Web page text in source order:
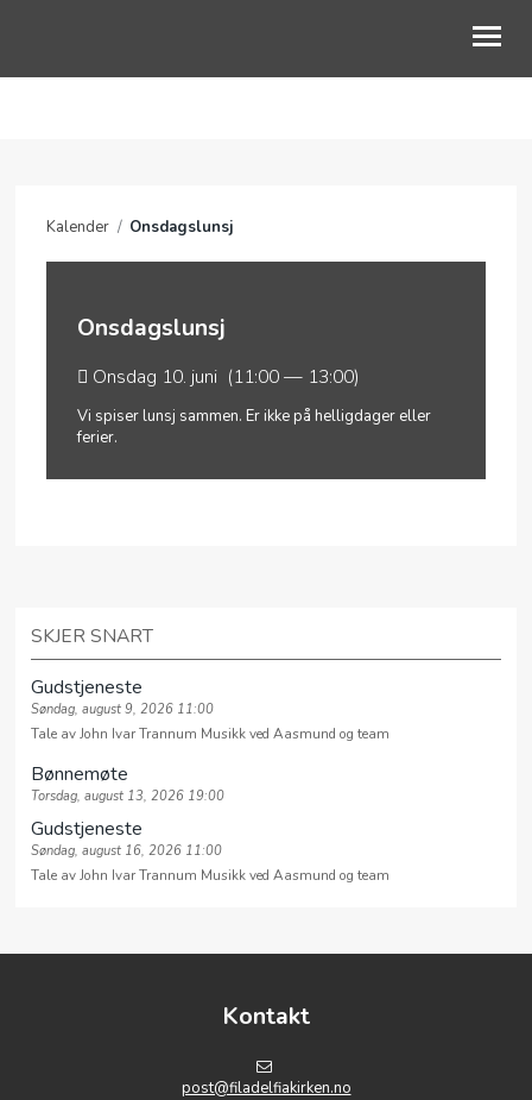
KALENDER
Kalender / Onsdagslunsj
Onsdagslunsj
Onsdag 10. juni (11:00 — 13:00)
Vi spiser lunsj sammen. Er ikke på helligdager eller
ferier.
SKJER SNART
Gudstjeneste
Søndag, august 9, 2026 11:00
Tale av John Ivar Trannum Musikk ved Aasmund og team
Bønnemøte
Torsdag, august 13, 2026 19:00
Gudstjeneste
Søndag, august 16, 2026 11:00
Tale av John Ivar Trannum Musikk ved Aasmund og team
Kontakt
post@filadelfiakirken.no